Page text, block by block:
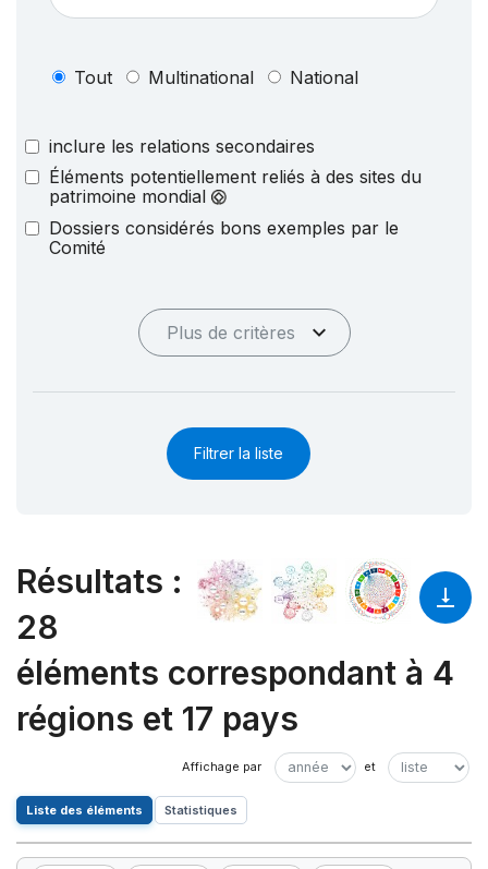
Tout Multinational National
inclure les relations secondaires
Éléments potentiellement reliés à des sites du
patrimoine mondial
Dossiers considérés bons exemples par le
Comité
Plus de critères
Filtrer la liste
Résultats :
28
éléments correspondant à 4
régions et 17 pays
Liste des éléments Statistiques